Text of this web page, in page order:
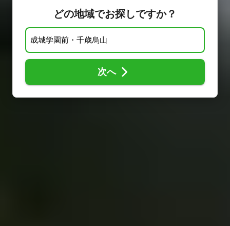
どの地域でお探しですか？
次へ